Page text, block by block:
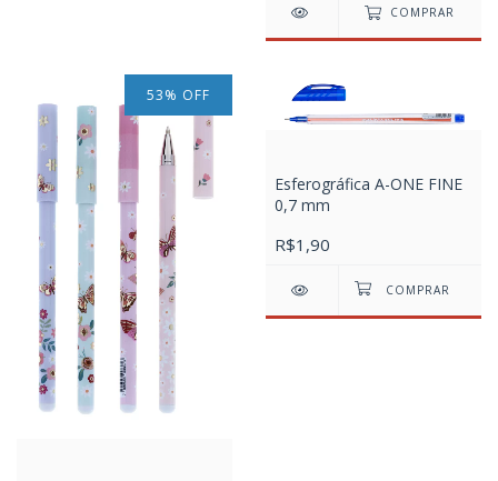
COMPRAR
53% OFF
Esferográfica A-ONE FINE
0,7 mm
R$1,90